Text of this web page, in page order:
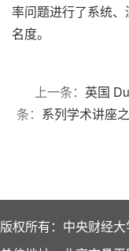
率问题进行了系统
名度。
上一条： 英国
条： 系列学术讲座
版权所有：中央财经